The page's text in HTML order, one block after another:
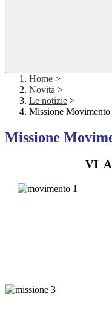
Home >
Novità >
Le notizie >
Missione Movimento
Missione
VI